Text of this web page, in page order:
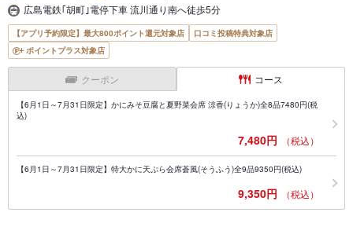
広島電鉄｢胡町｣電停下車 流川通り南へ徒歩5分
【アプリ予約限定】最大800ポイント還元対象店
口コミ投稿特典対象店
ポイントプラス対象店
クーポン コース
【6月1日～7月31日限定】かにみそ豆腐と夏野菜会席 涼香(りょうか)全8品7480円(税
込)
7,480円 （税込）
【6月1日～7月31日限定】特大かに天ぷら会席蒼風(そうふう)全9品9350円(税込)
9,350円 （税込）